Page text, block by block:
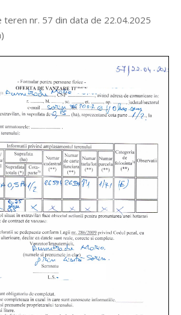
nr. 57 din data de 22.04.2025